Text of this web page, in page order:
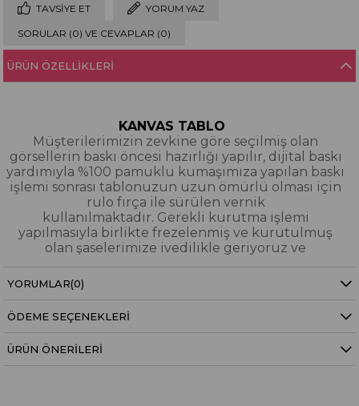
TAVSIYE ET YORUM YAZ
SORULAR (0) VE CEVAPLAR (0)
ÜRÜN ÖZELLIKLERI
KANVAS TABLO
Müşterilerimizin zevkine göre seçilmiş olan
görsellerin baskı öncesi hazırlığı yapılır, dijital baskı
yardımıyla %100 pamuklu kumaşımıza yapılan baskı
işlemi sonrası tablonuzun uzun ömürlü olması için
rulo fırça ile sürülen vernik
kullanılmaktadır. Gerekli kurutma işlemi
yapılmasıyla birlikte frezelenmiş ve kurutulmuş
olan şaselerimize ivedilikle geriyoruz ve
paketleyerek tarafınıza gönderiyoruz.
YAĞLI BOYA & SİM DOKULU TABLO
dijital baskı alınıp hazırlanarak üzerine spatula
eşliğinde boya dokunuşları / sim işlemeleri kısmi
YORUMLAR(0)
ÖDEME SEÇENEKLERI
ÜRÜN ÖNERILERI